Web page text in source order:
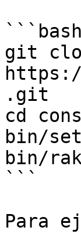
```bash
git
.git
cd
bin/
bin/
```
Para